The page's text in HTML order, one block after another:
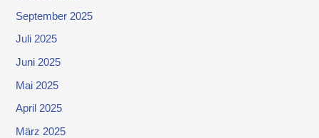
September 2025
Juli 2025
Juni 2025
Mai 2025
April 2025
März 2025